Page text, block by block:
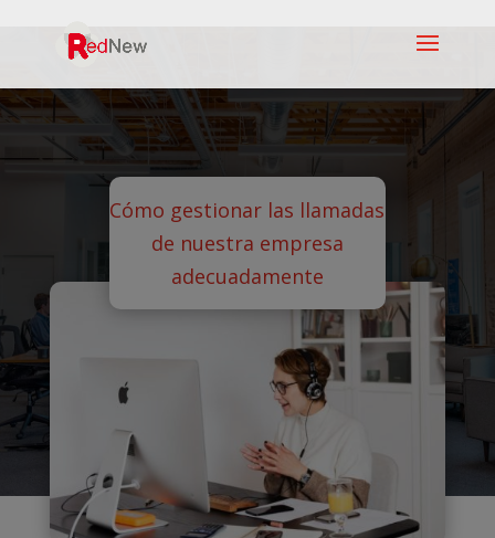
Cómo gestionar las llamadas
de nuestra empresa
adecuadamente